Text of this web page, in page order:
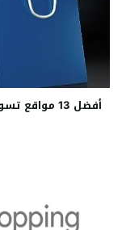
أفضل 13 مواقع تسوق إلكترونيات أون لاين لهذا العام